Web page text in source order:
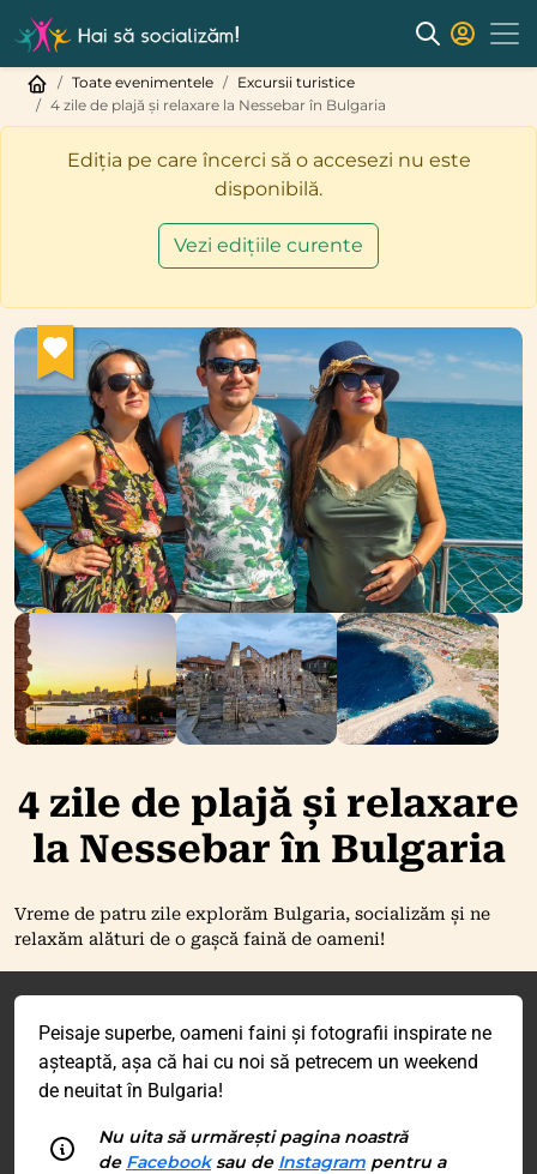
Toate evenimentele
Excursii turistice
4 zile de plajă și relaxare la Nessebar în Bulgaria
Ediția pe care încerci să o accesezi nu este
disponibilă.
Vezi edițiile curente
4 zile de plajă și relaxare
la Nessebar în Bulgaria
Vreme de patru zile explorăm Bulgaria, socializăm și ne
relaxăm alături de o gașcă faină de oameni!
Peisaje superbe, oameni faini și fotografii inspirate ne
așteaptă, așa că hai cu noi să petrecem un weekend
de neuitat în Bulgaria!
Nu uita să urmărești pagina noastră
de Facebooksau de Instagram pentru a